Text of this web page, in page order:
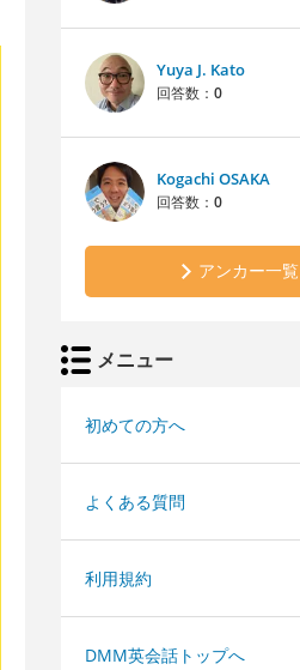
Yuya J. Kato
回答数： 0
Kogachi OSAKA
回答数： 0
アンカー一覧
メニュー
初めての方へ
よくある質問
利用規約
DMM英会話トップへ